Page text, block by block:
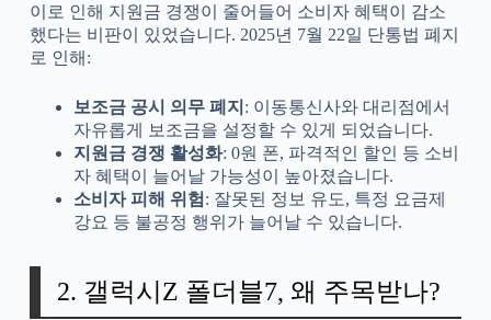
이로 인해 지원금 경쟁이 줄어들어 소비자 혜택이 감소
했다는 비판이 있었습니다. 2025년 7월 22일 단통법 폐지
로 인해:
보조금 공시 의무 폐지 : 이동통신사와 대리점에서
자유롭게 보조금을 설정할 수 있게 되었습니다.
지원금 경쟁 활성화: 0원 폰, 파격적인 할인 등 소비
자 혜택이 늘어날 가능성이 높아졌습니다.
소비자 피해 위험 : 잘못된 정보 유도, 특정 요금제
강요 등 불공정 행위가 늘어날 수 있습니다.
2. 갤럭시Z 폴더블7, 왜 주목받나?